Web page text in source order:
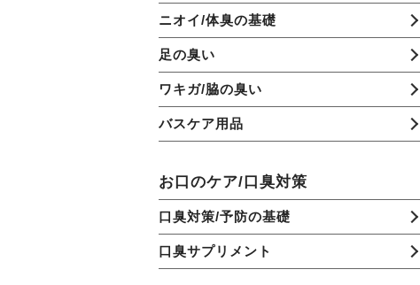
ニオイ/体臭の基礎
足の臭い
ワキガ/脇の臭い
バスケア用品
お口のケア/口臭対策
口臭対策/予防の基礎
口臭サプリメント